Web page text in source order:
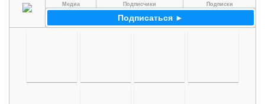
Медиа Подписчики Подписки
Подписаться ►